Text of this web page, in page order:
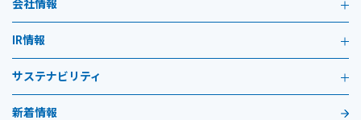
会社情報
IR情報
サステナビリティ
新着情報